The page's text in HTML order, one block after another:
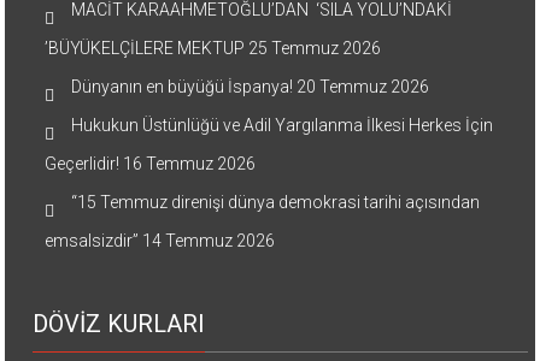
MACİT KARAAHMETOĞLU’DAN ‘SILA YOLU’NDAKİ
’BÜYÜKELÇİLERE MEKTUP 25 Temmuz 2026
Dünyanın en büyüğü İspanya! 20 Temmuz 2026
Hukukun Üstünlüğü ve Adil Yargılanma İlkesi Herkes İçin
Geçerlidir! 16 Temmuz 2026
“15 Temmuz direnişi dünya demokrasi tarihi açısından
emsalsizdir” 14 Temmuz 2026
DÖVİZ KURLARI